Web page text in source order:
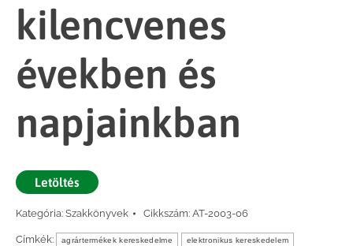
kilencvenes
években és
napjainkban
Letöltés
Kategória: Szakkönyvek Cikkszám: AT-2003-06
Címkék: agrártermékek kereskedelme elektronikus kereskedelem